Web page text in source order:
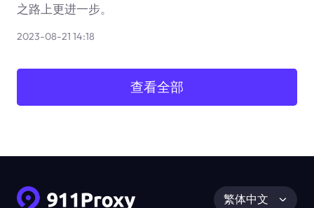
之路上更进一步。
2023-08-21 14:18
查看全部
繁体中文